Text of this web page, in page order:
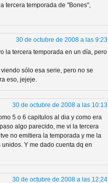
de
"verdad"
tercera temporada de "Bones",
30 de octubre de 2008 a las 9:23
la tercera temporada en un día, pero
sólo esa serie, pero no se
eso, jejeje.
30 de octubre de 2008 a las 10:13
5 o 6 capitulos al dia y como era
algo parecido, me vi la tercera
no emitiera la temporada y me la
Y me dado cuenta dq en
30 de octubre de 2008 a las 12:24